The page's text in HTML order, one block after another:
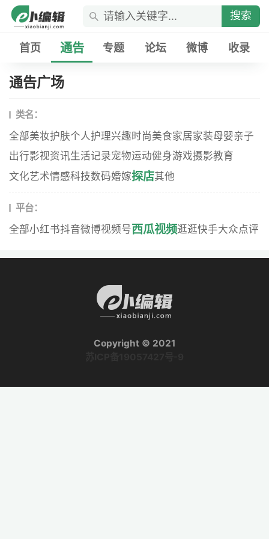
搜索
首页 通告 专题 论坛 微博 收录
通告广场
类名：
全部美妆护肤个人护理兴趣时尚美食家居家装母婴亲子
出行影视资讯生活记录宠物运动健身游戏摄影教育
文化艺术情感科技数码婚嫁探店其他
平台：
全部小红书抖音微博视频号西瓜视频逛逛快手大众点评
Copyright © 2021